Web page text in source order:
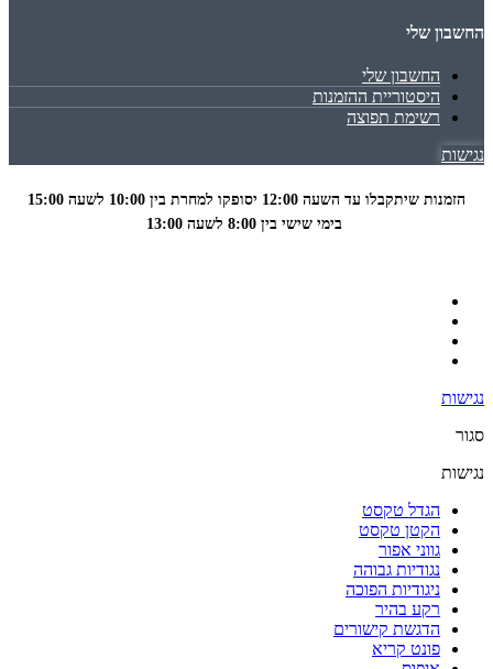
החשבון שלי
החשבון שלי
היסטוריית ההזמנות
רשימת תפוצה
נגישות
הזמנות שיתקבלו עד השעה 12:00 יסופקו למחרת בין 10:00 לשעה
15:00
נגישות
סגור
נגישות
הגדל טקסט
הקטן טקסט
גווני אפור
נגודיות גבוהה
ניגודיות הפוכה
רקע בהיר
הדגשת קישורים
פונט קריא